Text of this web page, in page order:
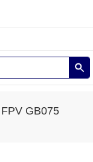
GB075